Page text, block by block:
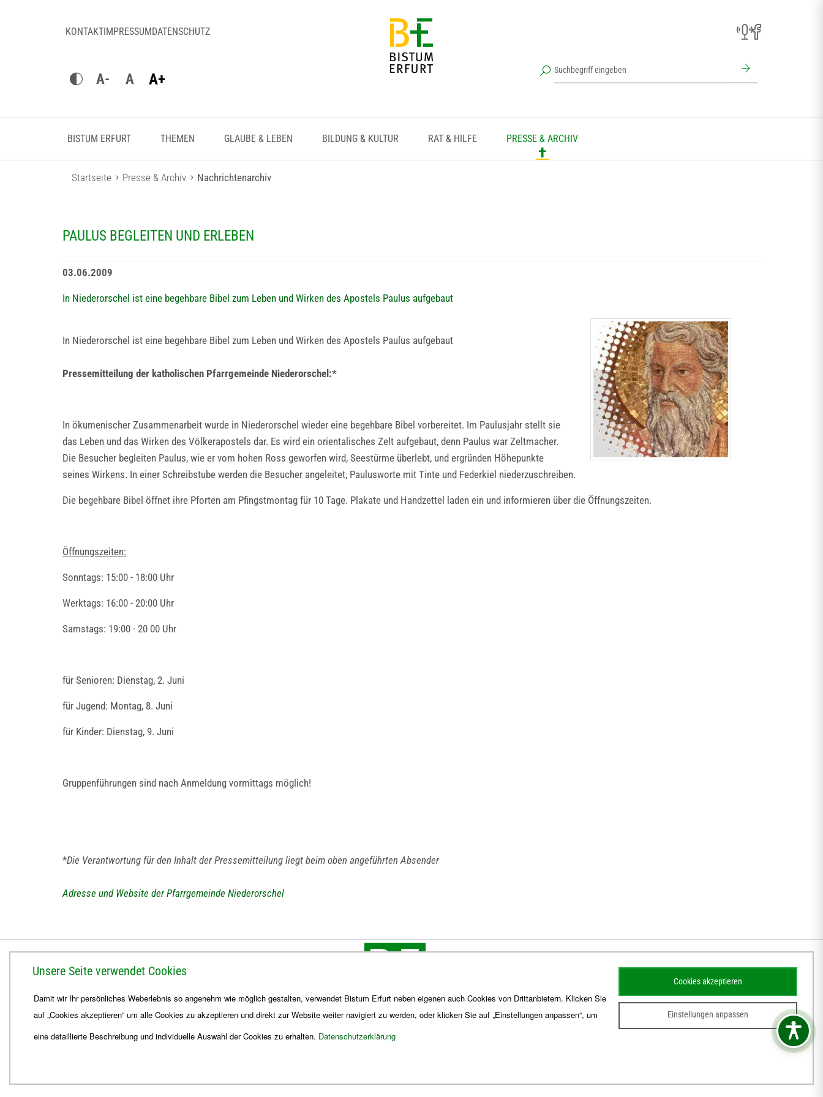
KONTAKTIMPRESSUMDATENSCHUTZ
A- A A+
BISTUM ERFURT THEMEN GLAUBE & LEBEN BILDUNG & KULTUR RAT & HILFE PRESSE & ARCHIV
Startseite Presse & Archiv Nachrichtenarchiv
PAULUS BEGLEITEN UND ERLEBEN
03.06.2009
In Niederorschel ist eine begehbare Bibel zum Leben und Wirken des Apostels Paulus aufgebaut
In Niederorschel ist eine begehbare Bibel zum Leben und Wirken des Apostels Paulus aufgebaut
Pressemitteilung der katholischen Pfarrgemeinde Niederorschel:*
In ökumenischer Zusammenarbeit wurde in Niederorschel wieder eine begehbare Bibel vorbereitet. Im Paulusjahr stellt sie
das Leben und das Wirken des Völkerapostels dar. Es wird ein orientalisches Zelt aufgebaut, denn Paulus war Zeltmacher.
Die Besucher begleiten Paulus, wie er vom hohen Ross geworfen wird, Seestürme überlebt, und ergründen Höhepunkte
seines Wirkens. In einer Schreibstube werden die Besucher angeleitet, Paulusworte mit Tinte und Federkiel niederzuschreiben.
Die begehbare Bibel öffnet ihre Pforten am Pfingstmontag für 10 Tage. Plakate und Handzettel laden ein und informieren über die Öffnungszeiten.
Öffnungszeiten:
Sonntags: 15:00 - 18:00 Uhr
Werktags: 16:00 - 20:00 Uhr
Samstags: 19:00 - 20 00 Uhr
für Senioren: Dienstag, 2. Juni
für Jugend: Montag, 8. Juni
für Kinder: Dienstag, 9. Juni
Gruppenführungen sind nach Anmeldung vormittags möglich!
*Die Verantwortung für den Inhalt der Pressemitteilung liegt beim oben angeführten Absender
Adresse und Website der Pfarrgemeinde Niederorschel
BISTUM ERFURT
Bischöfliches Ordinariat
Herrmannsplatz 9, 99084 Erfurt
Unsere Seite verwendet Cookies
Damit wir Ihr persönliches Weberlebnis so angenehm wie möglich gestalten, verwendet Bistum Erfurt neben eigenen auch Cookies von Drittanbietern. Klicken Sie
auf „Cookies akzeptieren“ um alle Cookies zu akzeptieren und direkt zur Website weiter navigiert zu werden, oder klicken Sie auf „Einstellungen anpassen“, um
eine detaillierte Beschreibung und individuelle Auswahl der Cookies zu erhalten. Datenschutzerklärung
Einstellungen anpassen
Cookies akzeptieren